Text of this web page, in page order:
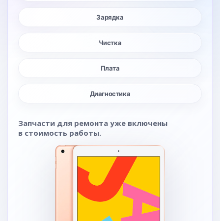
Зарядка
Чистка
Плата
Диагностика
Запчасти для ремонта уже включены
в стоимость работы.